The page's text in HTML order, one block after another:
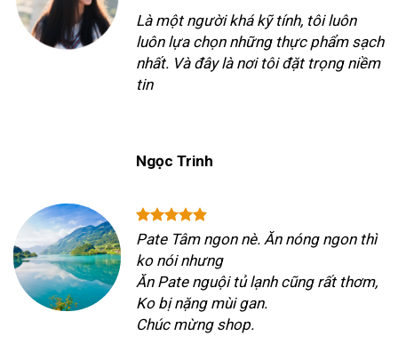
Là một người khá kỹ tính, tôi luôn
luôn lựa chọn những thực phẩm sạch
nhất. Và đây là nơi tôi đặt trọng niềm
tin
Ngọc Trinh
Pate Tâm ngon nè. Ăn nóng ngon thì
ko nói nhưng
Ăn Pate nguội tủ lạnh cũng rất thơm,
Ko bị nặng mùi gan.
Chúc mừng shop.